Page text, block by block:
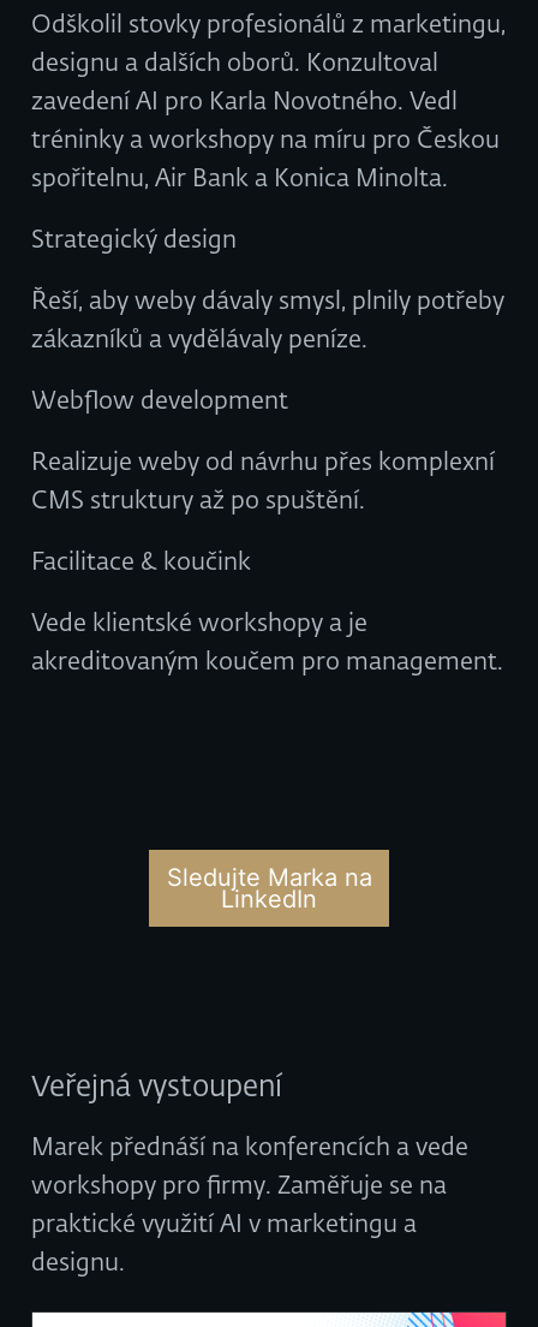
Odškolil stovky profesionálů z marketingu,
designu a dalších oborů. Konzultoval
zavedení AI pro Karla Novotného. Vedl
tréninky a workshopy na míru pro Českou
spořitelnu, Air Bank a Konica Minolta.
Strategický design
Řeší, aby weby dávaly smysl, plnily potřeby
zákazníků a vydělávaly peníze.
Webflow development
Realizuje weby od návrhu přes komplexní
CMS struktury až po spuštění.
Facilitace & koučink
Vede klientské workshopy a je
akreditovaným koučem pro management.
Sledujte Marka na
LinkedIn
Veřejná vystoupení
Marek přednáší na konferencích a vede
workshopy pro firmy. Zaměřuje se na
praktické využití AI v marketingu a
designu.